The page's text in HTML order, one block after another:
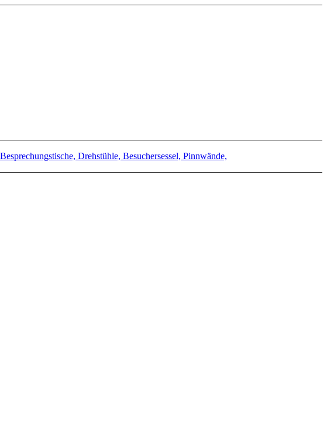
Drehstühle, Besuchersessel, Pinnwände,